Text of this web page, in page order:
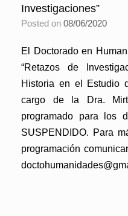
Investigaciones”
Posted on 08/06/2020
El Doctorado en
“Retazos de
Historia en el Estudio
cargo de la Dra.
programado para los
SUSPENDIDO. Para
programación